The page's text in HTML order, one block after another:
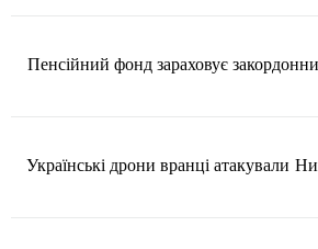
Пенсійний фонд зараховує
Українські дрони вранці атакували